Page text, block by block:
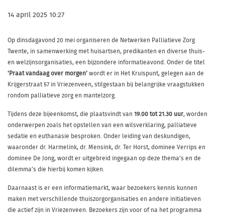
14 april 2025 10:27
Op dinsdagavond 20 mei organiseren de Netwerken Palliatieve Zorg
Twente, in samenwerking met huisartsen, predikanten en diverse thuis-
en welzijnsorganisaties, een bijzondere informatieavond. Onder de titel
‘Praat vandaag over morgen’wordt er in Het Kruispunt, gelegen aan de
Krijgerstraat 57 in Vriezenveen, stilgestaan bij belangrijke vraagstukken
rondom palliatieve zorg en mantelzorg.
Tijdens deze bijeenkomst, die plaatsvindt van 19.00 tot 21.30 uur, worden
onderwerpen zoals het opstellen van een wilsverklaring, palliatieve
sedatie en euthanasie besproken. Onder leiding van deskundigen,
waaronder dr. Harmelink, dr. Mensink, dr. Ter Horst, dominee Verrips en
dominee De Jong, wordt er uitgebreid ingegaan op deze thema's en de
dilemma’s die hierbij komen kijken.
Daarnaast is er een informatiemarkt, waar bezoekers kennis kunnen
maken met verschillende thuiszorgorganisaties en andere initiatieven
die actief zijn in Vriezenveen. Bezoekers zijn voor of na het programma